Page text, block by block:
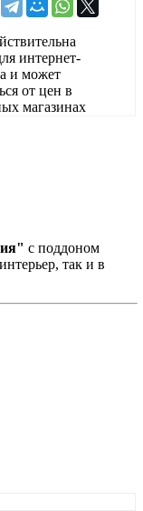
интернет-
и может
от цен в
магазинах
с поддоном
так и в